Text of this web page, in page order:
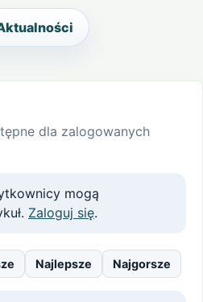
dla zalogowanych
mogą
Zaloguj się.
Najlepsze Najgorsze